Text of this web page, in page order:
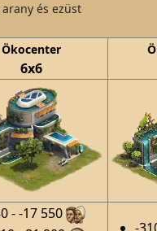
arany és ezüst
Ökocenter
6x6
- -17 550